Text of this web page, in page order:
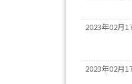
2023年02月
2023年02月